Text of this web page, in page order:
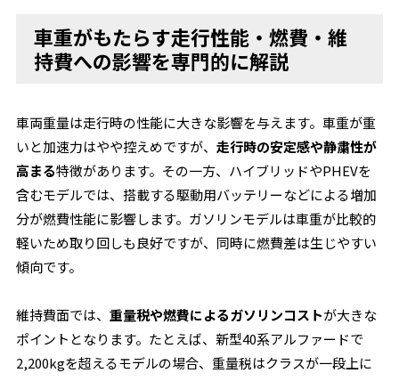
車重がもたらす走行性能・燃費・維
持費への影響を専門的に解説
車両重量は走行時の性能に大きな影響を与えます。車重が重
いと加速力はやや控えめですが、走行時の安定感や静粛性が
高まる特徴があります。その一方、ハイブリッドやPHEVを
含むモデルでは、搭載する駆動用バッテリーなどによる増加
分が燃費性能に影響します。ガソリンモデルは車重が比較的
軽いため取り回しも良好ですが、同時に燃費差は生じやすい
傾向です。
維持費面では、重量税や燃費によるガソリンコストが大きな
ポイントとなります。たとえば、新型40系アルファードで
2,200kgを超えるモデルの場合、重量税はクラスが一段上に